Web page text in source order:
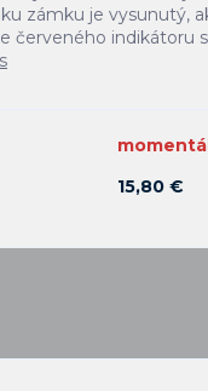
zámku je vysunutý,
červeného indikátoru
15,80 €